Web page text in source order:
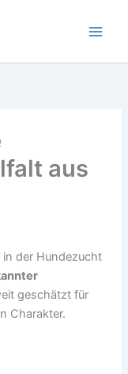
aus
der Hundezucht
geschätzt für
Charakter.